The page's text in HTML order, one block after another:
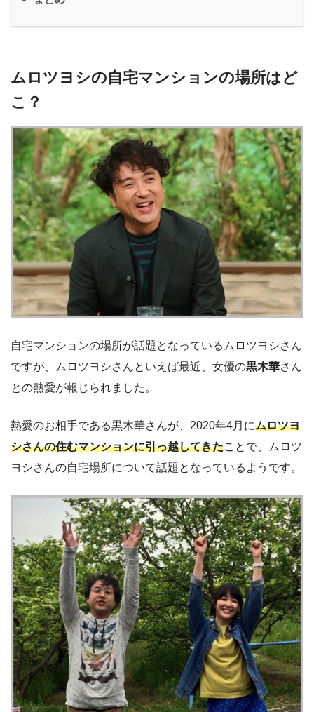
ムロツヨシの自宅マンションの場所はど
こ？
自宅マンションの場所が話題となっているムロツヨシさん
ですが、ムロツヨシさんといえば最近、女優の黒木華さん
との熱愛が報じられました。
熱愛のお相手である黒木華さんが、2020年4月にムロツヨ
シさんの住むマンションに引っ越してきたことで、ムロツ
ヨシさんの自宅場所について話題となっているようです。